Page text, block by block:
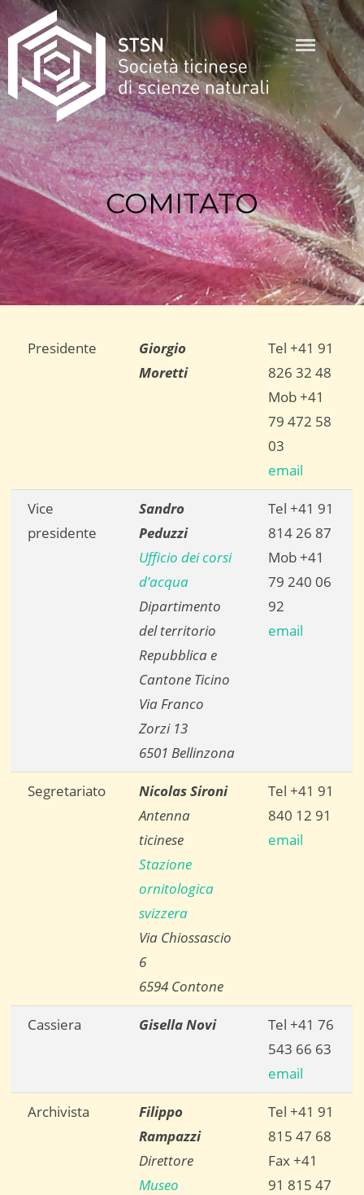
Skip
to
content
STSN
COMITATO
Presidente
Giorgio
Moretti
Tel +41 91
826 32 48
Mob +41
79 472 58
03
email
Vice
presidente
Sandro
Peduzzi
Ufficio dei corsi
d’acqua
Dipartimento
del territorio
Repubblica e
Cantone Ticino
Via Franco
Zorzi 13
6501 Bellinzona
Tel +41 91
814 26 87
Mob +41
79 240 06
92
email
Segretariato
Nicolas Sironi
Antenna
ticinese
Stazione
ornitologica
svizzera
Via Chiossascio
6
6594 Contone
Tel +41 91
840 12 91
email
Cassiera Gisella Novi
Tel +41 76
543 66 63
email
Archivista
Filippo
Rampazzi
Direttore
Museo
Tel +41 91
815 47 68
Fax +41
91 815 47